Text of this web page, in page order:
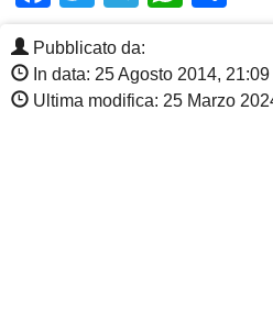
Pubblicato da:
In data: 25 Agosto 2014, 21:09
Ultima modifica: 25 Marzo